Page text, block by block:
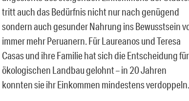
tritt auch das Bedürfnis nicht nur nach genügend
sondern auch gesunder Nahrung ins Bewusstsein
immer mehr Peruanern. Für Laureanos und Teresa
Casas und ihre Familie hat sich die Entscheidung für
ökologischen Landbau gelohnt – in 20 Jahren
konnten sie ihr Einkommen mindestens verdoppeln.